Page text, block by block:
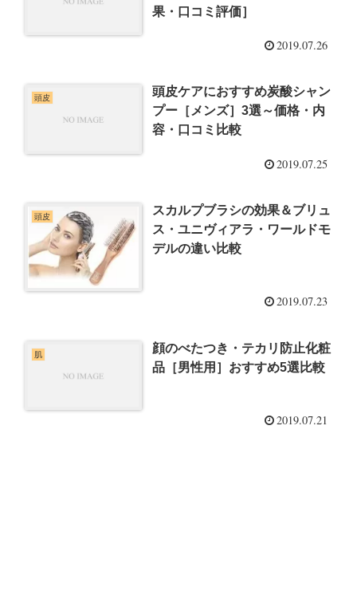
果・口コミ評価］
2019.07.26
頭皮
頭皮ケアにおすすめ炭酸シャン
プー［メンズ］3選～価格・内
容・口コミ比較
2019.07.25
頭皮
スカルプブラシの効果＆ブリュ
ス・ユニヴィアラ・ワールドモ
デルの違い比較
2019.07.23
肌
顔のべたつき・テカリ防止化粧
品［男性用］おすすめ5選比較
2019.07.21